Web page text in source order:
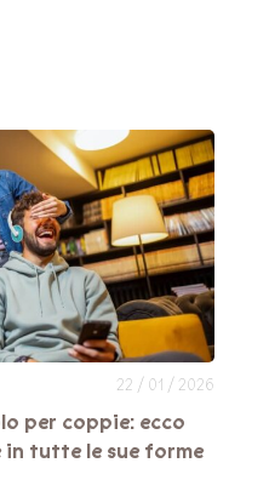
22 / 01 / 2026
per coppie: ecco
in tutte le sue forme